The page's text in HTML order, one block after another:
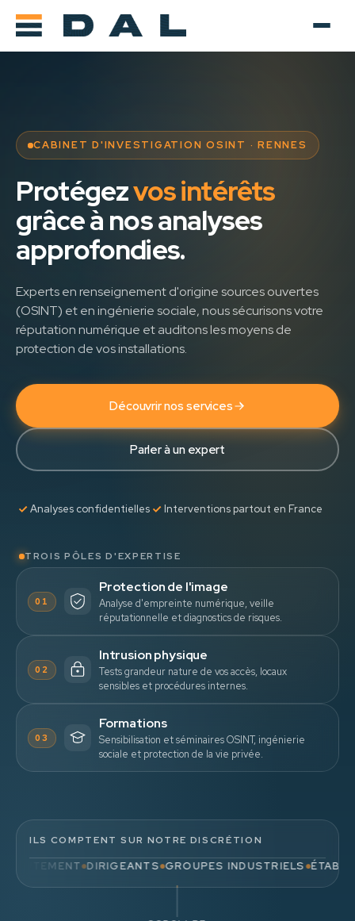
CABINET D'INVESTIGATION OSINT · RENNES
Protégezvos intérêts
grâce à nos analyses
approfondies.
Experts en renseignement d'origine sources ouvertes
(OSINT) et en ingénierie sociale, nous sécurisons votre
réputation numérique et auditons les moyens de
protection de vos installations.
Découvrir nos services
Parler à un expert
Analyses confidentielles Interventions partout en France
TROIS PÔLES D'EXPERTISE
01
Protection de l'image
Analyse d'empreinte numérique, veille
réputationnelle et diagnostics de risques.
02
Intrusion physique
Tests grandeur nature de vos accès, locaux
sensibles et procédures internes.
03
Formations
Sensibilisation et séminaires OSINT, ingénierie
sociale et protection de la vie privée.
ILS COMPTENT SUR NOTRE DISCRÉTION
● DIRIGEANTS● GROUPES INDUSTRIELS●